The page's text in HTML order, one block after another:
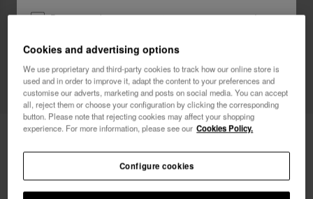
Havaianas You Malta Mix
Desejo receber comunicações comerciais por todos
quero 10% de desconto
Cookies and advertising options
We use proprietary and third-party cookies to track how our online store is
used and in order to improve it, adapt the content to your preferences and
customise our adverts, marketing and posts on social media. You can accept
all, reject them or choose your configuration by clicking the corresponding
button. Please note that rejecting cookies may affect your shopping
experience. For more information, please see our Cookies Policy.
Configure cookies